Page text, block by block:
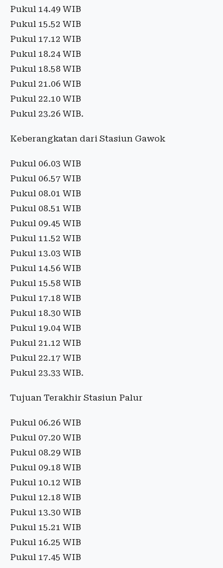
Pukul 14.49 WIB
Pukul 15.52 WIB
Pukul 17.12 WIB
Pukul 18.24 WIB
Pukul 18.58 WIB
Pukul 21.06 WIB
Pukul 22.10 WIB
Pukul 23.26 WIB.
Keberangkatan dari Stasiun Gawok
Pukul 06.03 WIB
Pukul 06.57 WIB
Pukul 08.01 WIB
Pukul 08.51 WIB
Pukul 09.45 WIB
Pukul 11.52 WIB
Pukul 13.03 WIB
Pukul 14.56 WIB
Pukul 15.58 WIB
Pukul 17.18 WIB
Pukul 18.30 WIB
Pukul 19.04 WIB
Pukul 21.12 WIB
Pukul 22.17 WIB
Pukul 23.33 WIB.
Tujuan Terakhir Stasiun Palur
Pukul 06.26 WIB
Pukul 07.20 WIB
Pukul 08.29 WIB
Pukul 09.18 WIB
Pukul 10.12 WIB
Pukul 12.18 WIB
Pukul 13.30 WIB
Pukul 15.21 WIB
Pukul 16.25 WIB
Pukul 17.45 WIB